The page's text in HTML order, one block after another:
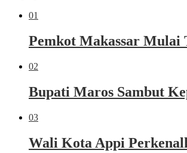
01
Pemkot Makassar Mulai
02
Bupati Maros Sambut
03
Wali Kota Appi